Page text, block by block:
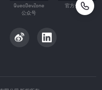
QuecDevZone
公众号
官方公众号